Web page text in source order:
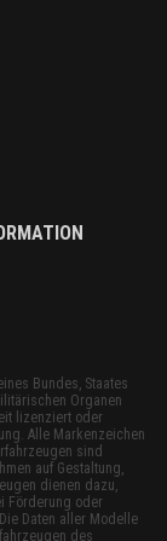
Bundes, Staates
Organen
lizenziert oder
Alle Markenzeichen
sind
auf Gestaltung,
dienen dazu,
Förderung oder
Daten aller Modelle
des